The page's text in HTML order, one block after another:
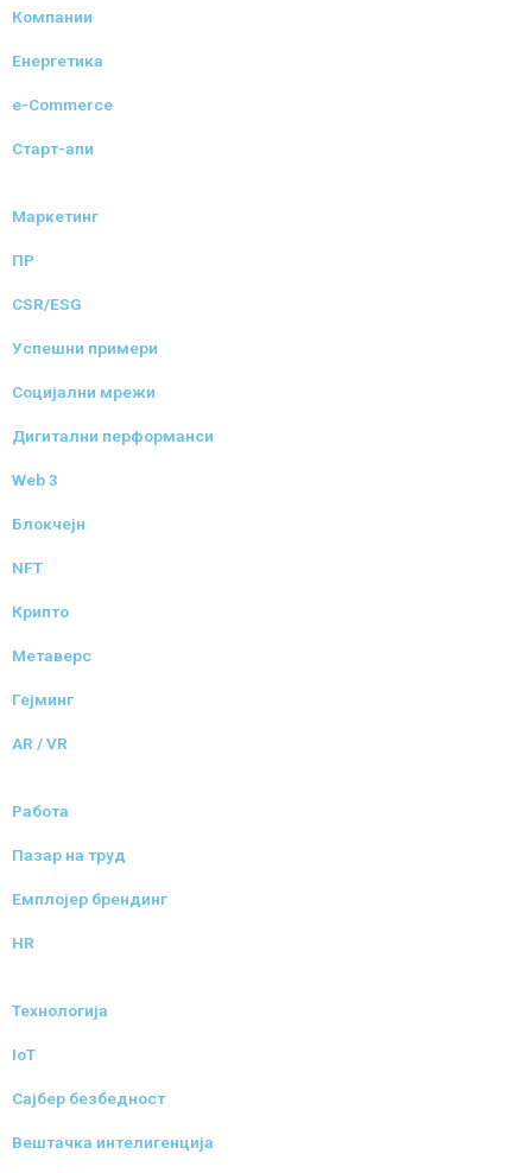
Компании
Енергетика
e-Commerce
Старт-апи
Маркетинг
ПР
CSR/ESG
Успешни примери
Социјални мрежи
Дигитални перформанси
Web 3
Блокчејн
NFT
Крипто
Метаверс
Гејминг
AR / VR
Работа
Пазар на труд
Емплојер брендинг
HR
Технологија
IoT
Сајбер безбедност
Вештачка интелигенција